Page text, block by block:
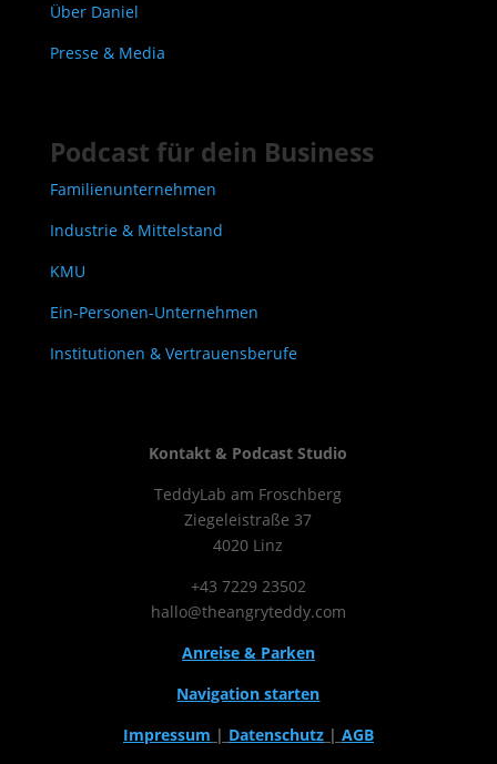
Über Daniel
Presse & Media
Podcast für dein Business
Familienunternehmen
Industrie & Mittelstand
KMU
Ein-Personen-Unternehmen
Institutionen & Vertrauensberufe
Kontakt & Podcast Studio
TeddyLab am Froschberg
Ziegeleistraße 37
4020 Linz
+43 7229 23502
hallo@theangryteddy.com
Anreise & Parken
Navigation starten
Impressum | Datenschutz| AGB